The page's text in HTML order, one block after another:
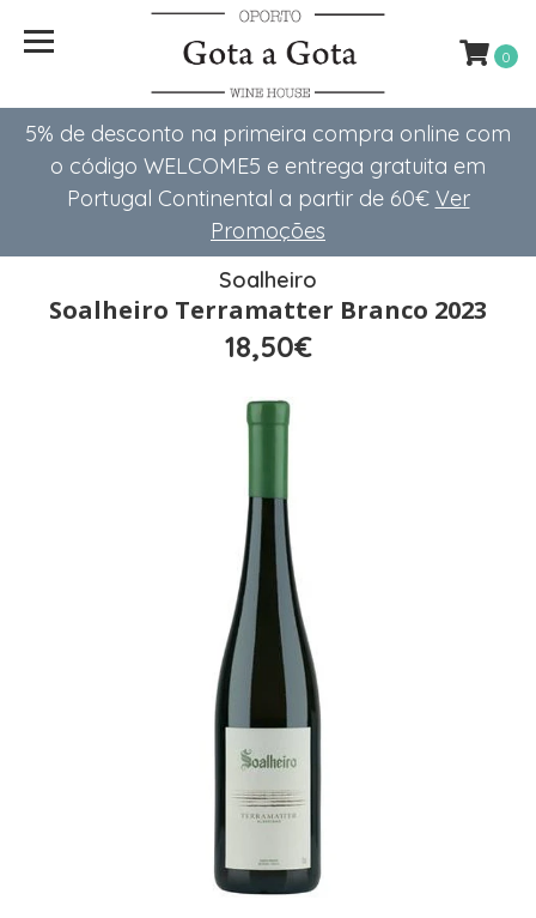
5% de desconto na primeira compra online com
o código WELCOME5 e entrega gratuita em
Portugal Continental a partir de 60€ Ver
Promoções
0
Soalheiro
Soalheiro Terramatter Branco 2023
18,50€